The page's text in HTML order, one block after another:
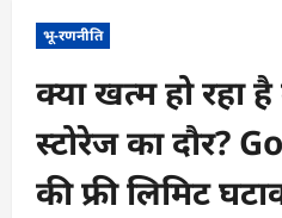
भू-रणनीति
क्या खत्म हो रहा
स्टोरेज का दौर?
की फ्री लिमिट